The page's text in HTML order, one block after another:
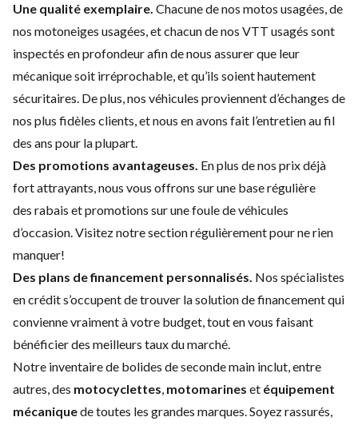
Une qualité exemplaire. Chacune de nos motos usagées, de
nos motoneiges usagées, et chacun de nos VTT usagés sont
inspectés en profondeur afin de nous assurer que leur
mécanique soit irréprochable, et qu’ils soient hautement
sécuritaires. De plus, nos véhicules proviennent d’échanges de
nos plus fidèles clients, et nous en avons fait l’entretien au fil
des ans pour la plupart.
Des promotions avantageuses. En plus de nos prix déjà
fort attrayants, nous vous offrons sur une base régulière
des rabais et promotions sur une foule de véhicules
d’occasion. Visitez notre section régulièrement pour ne rien
manquer!
Des plans de financement personnalisés. Nos spécialistes
en crédit s’occupent de trouver la solution definancementqui
convienne vraiment à votre budget, tout en vous faisant
bénéficier des meilleurs taux du marché.
Notre inventaire de bolides de seconde main inclut, entre
autres, des motocyclettes, motomarines et équipement
mécaniquede toutes les grandes marques. Soyez rassurés,